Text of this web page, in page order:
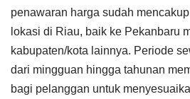
penawaran harga sudah
lokasi di Riau, baik ke Pekanbaru
kabupaten/kota lainnya. Periode
dari mingguan hingga tahunan
bagi pelanggan untuk